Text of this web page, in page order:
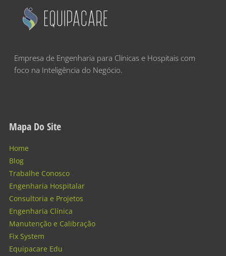
Empresa de Engenharia para Clínicas e Hospitais com
foco na Inteligência do Negócio.
Mapa Do Site
Home
Blog
Trabalhe Conosco
Engenharia Hospitalar
Consultoria e Projetos
Engenharia Clínica
Manutenção e Calibração
Fix System
Equipacare Edu